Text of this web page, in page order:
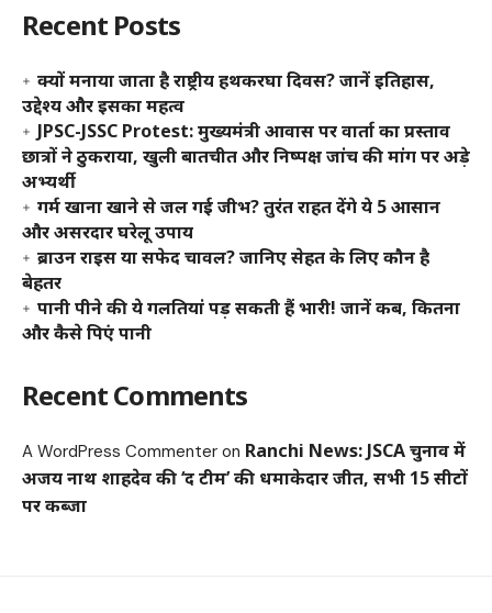
Recent Posts
क्यों मनाया जाता है राष्ट्रीय हथकरघा दिवस? जानें इतिहास,
उद्देश्य और इसका महत्व
JPSC-JSSC Protest: मुख्यमंत्री आवास पर वार्ता का प्रस्ताव
छात्रों ने ठुकराया, खुली बातचीत और निष्पक्ष जांच की मांग पर अड़े
अभ्यर्थी
गर्म खाना खाने से जल गई जीभ? तुरंत राहत देंगे ये 5 आसान
और असरदार घरेलू उपाय
ब्राउन राइस या सफेद चावल? जानिए सेहत के लिए कौन है
बेहतर
पानी पीने की ये गलतियां पड़ सकती हैं भारी! जानें कब, कितना
और कैसे पिएं पानी
Recent Comments
A WordPress Commenter on Ranchi News: JSCA चुनाव में
अजय नाथ शाहदेव की ‘द टीम’ की धमाकेदार जीत, सभी 15 सीटों
पर कब्जा